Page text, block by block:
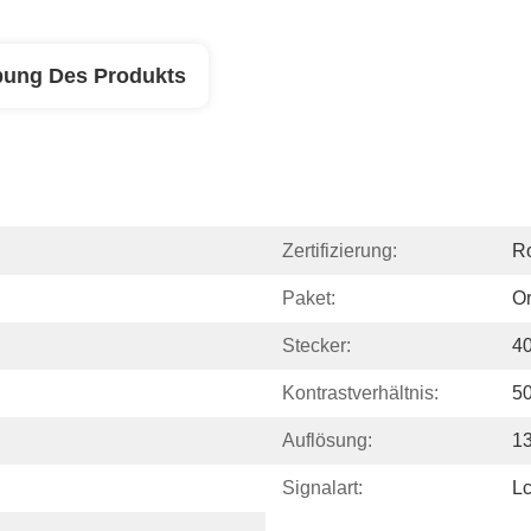
Des Produkts
Zertifizierung:
Paket:
Stecker:
Kontrastverhältnis:
Auflösung:
Signalart: